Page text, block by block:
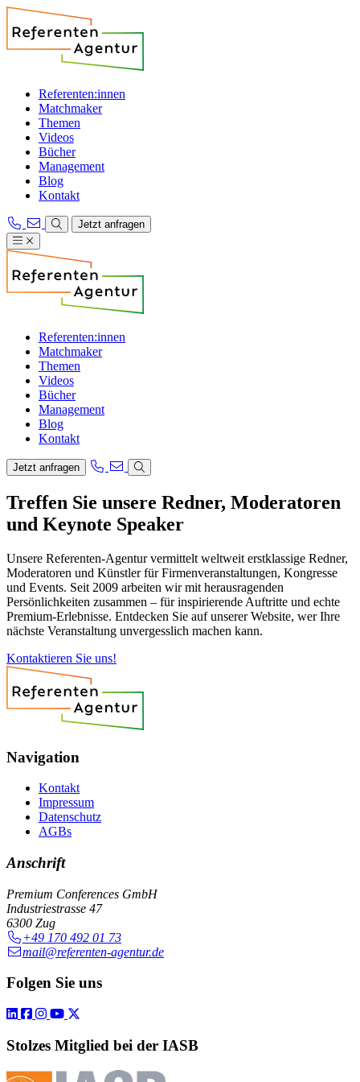
Referenten:innen
Matchmaker
Themen
Videos
Bücher
Management
Blog
Kontakt
Jetzt anfragen
Referenten:innen
Matchmaker
Themen
Videos
Bücher
Management
Blog
Kontakt
Jetzt anfragen
Treffen Sie unsere Redner, Moderatoren
und Keynote Speaker
Unsere Referenten-Agentur vermittelt weltweit erstklassige Redner,
Moderatoren und Künstler für Firmenveranstaltungen, Kongresse
und Events. Seit 2009 arbeiten wir mit herausragenden
Persönlichkeiten zusammen – für inspirierende Auftritte und echte
Premium-Erlebnisse. Entdecken Sie auf unserer Website, wer Ihre
nächste Veranstaltung unvergesslich machen kann.
Kontaktieren Sie uns!
Navigation
Kontakt
Impressum
Datenschutz
AGBs
Anschrift
Premium Conferences GmbH
Industriestrasse 47
6300 Zug
+49 170 492 01 73
mail@referenten-agentur.de
Folgen Sie uns
Stolzes Mitglied bei der IASB